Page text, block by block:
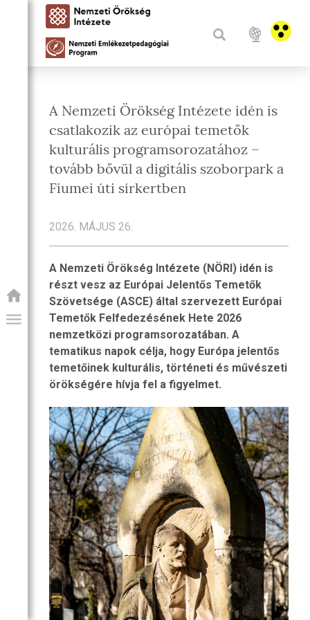
PROGRAM
A Nemzeti Örökség Intézete idén is
csatlakozik az európai temetők
kulturális programsorozatához –
tovább bővül a digitális szoborpark a
Fiumei úti sírkertben
2026. MÁJUS 26.
A Nemzeti Örökség Intézete (NÖRI) idén is
részt vesz az Európai Jelentős Temetők
Szövetsége (ASCE) által szervezett Európai
Temetők Felfedezésének Hete 2026
nemzetközi programsorozatában. A
tematikus napok célja, hogy Európa jelentős
temetőinek kulturális, történeti és művészeti
örökségére hívja fel a figyelmet.